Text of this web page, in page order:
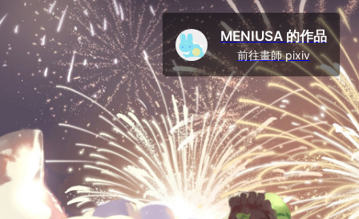
MENIUSA 的作品
前往畫師 pixiv